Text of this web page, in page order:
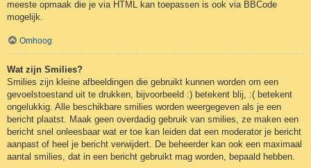
meeste opmaak die je via HTML kan toepassen is ook via BBCode
mogelijk.
Omhoog
Wat zijn Smilies?
Smilies zijn kleine afbeeldingen die gebruikt kunnen worden om een
gevoelstoestand uit te drukken, bijvoorbeeld :) betekent blij, :( betekent
ongelukkig. Alle beschikbare smilies worden weergegeven als je een
bericht plaatst. Maak geen overdadig gebruik van smilies, ze maken een
bericht snel onleesbaar wat er toe kan leiden dat een moderator je bericht
aanpast of heel je bericht verwijdert. De beheerder kan ook een maximaal
aantal smilies, dat in een bericht gebruikt mag worden, bepaald hebben.